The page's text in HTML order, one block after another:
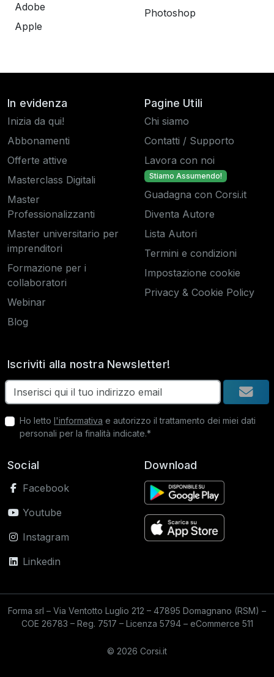
Adobe
Apple
Photoshop
In evidenza
Inizia da qui!
Abbonamenti
Offerte attive
Masterclass Digitali
Master
Professionalizzanti
Master universitario per
imprenditori
Formazione per i
collaboratori
Webinar
Blog
Pagine Utili
Chi siamo
Contatti / Supporto
Lavora con noi
Stiamo Assumendo!
Guadagna con Corsi.it
Diventa Autore
Lista Autori
Termini e condizioni
Impostazione cookie
Privacy & Cookie Policy
Iscriviti alla nostra Newsletter!
Ho letto l'informativa e autorizzo il trattamento dei miei dati
personali per la finalità indicate.*
Social
Facebook
Youtube
Instagram
Linkedin
Download
Forma srl – Via Ventotto Luglio 212 – 47895 Domagnano (RSM) –
COE 26783 – Reg. 7517 – Licenza 5794 – eCommerce 511
© 2026 Corsi.it